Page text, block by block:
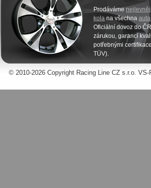
Prodáváme
kola na všechna auta
Oficiální dovoz do
zárukou, garancí
potřebnými
TÜV).
© 2010-2026 Copyright Racing Line CZ s.r.o. VS-